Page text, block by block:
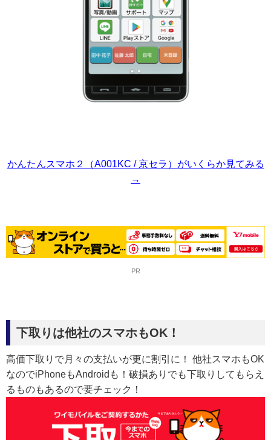
かんたんスマホ２（A001KC / 京セラ）がいくらか見てみる
→
PR
下取りは他社のスマホもOK！
高価下取りで月々の支払いが更に割引に！ 他社スマホもOK
なのでiPhoneもAndroidも！破損ありでも下取りしてもらえ
るものもあるので要チェック！